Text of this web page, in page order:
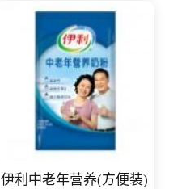
伊利中老年营养(方便装)